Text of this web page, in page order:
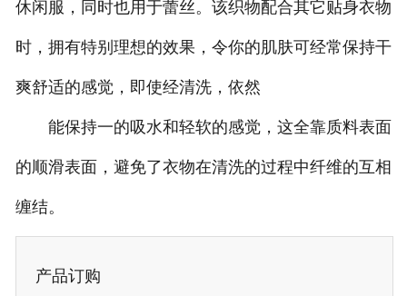
休闲服，同时也用于蕾丝。该织物配合其它贴身衣物
时，拥有特别理想的效果，令你的肌肤可经常保持干
爽舒适的感觉，即使经清洗，依然
能保持一的吸水和轻软的感觉，这全靠质料表面
的顺滑表面，避免了衣物在清洗的过程中纤维的互相
缠结。
产品订购